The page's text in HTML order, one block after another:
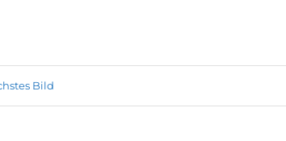
Bild